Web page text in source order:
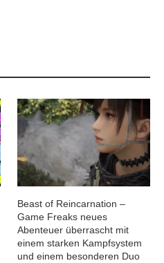
Beast of Reincarnation –
Game Freaks neues
Abenteuer überrascht mit
einem starken Kampfsystem
und einem besonderen Duo